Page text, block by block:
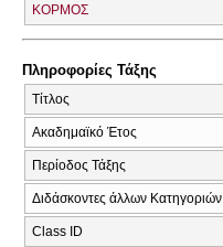
ΚΟΡΜΟΣ
Πληροφορίες Τάξης
Τίτλος
Ακαδημαϊκό Έτος
Περίοδος Τάξης
Διδάσκοντες άλλων Κατηγοριών
Class ID